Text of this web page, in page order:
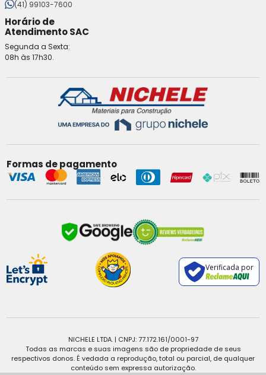
(41) 99103-7600
Horário de
Atendimento SAC
Segunda a Sexta:
08h às 17h30.
Formas de pagamento
Verificada por
NICHELE LTDA. | CNPJ: 77.172.161/0001-97
Todas as marcas e suas imagens são de propriedade de seus
respectivos donos. É vedada a reprodução, total ou parcial, de qualquer
conteúdo sem expressa autorização.